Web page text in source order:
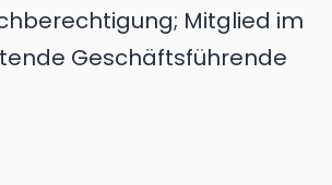
Mitglied im
Geschäftsführende